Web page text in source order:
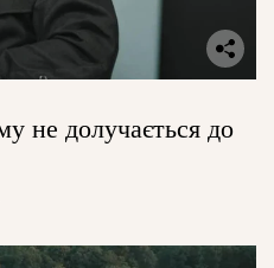
не долучається до